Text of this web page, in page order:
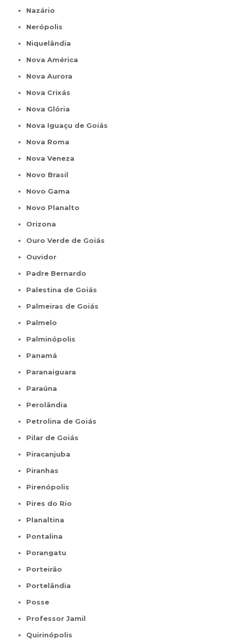
Nazário
Nerópolis
Niquelândia
Nova América
Nova Aurora
Nova Crixás
Nova Glória
Nova Iguaçu de Goiás
Nova Roma
Nova Veneza
Novo Brasil
Novo Gama
Novo Planalto
Orizona
Ouro Verde de Goiás
Ouvidor
Padre Bernardo
Palestina de Goiás
Palmeiras de Goiás
Palmelo
Palminópolis
Panamá
Paranaiguara
Paraúna
Perolândia
Petrolina de Goiás
Pilar de Goiás
Piracanjuba
Piranhas
Pirenópolis
Pires do Rio
Planaltina
Pontalina
Porangatu
Porteirão
Portelândia
Posse
Professor Jamil
Quirinópolis